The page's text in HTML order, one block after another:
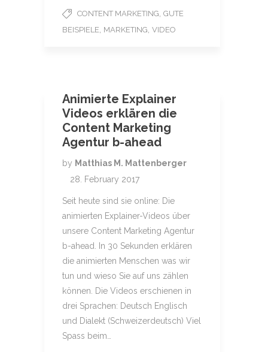
CONTENT MARKETING GUTE
BEISPIELE MARKETING VIDEO
Animierte Explainer
Videos erklären die
Content Marketing
Agentur b-ahead
by Matthias M. Mattenberger
28. February 2017
Seit heute sind sie online: Die
animierten Explainer-Videos über
unsere Content Marketing Agentur
b-ahead. In 30 Sekunden erklären
die animierten Menschen was wir
tun und wieso Sie auf uns zählen
können. Die Videos erschienen in
drei Sprachen: Deutsch Englisch
und Dialekt (Schweizerdeutsch) Viel
Spass beim…